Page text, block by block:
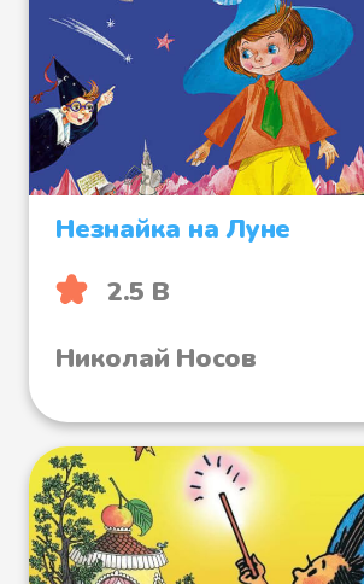
Незнайка на Луне
2.5 B
Николай Носов